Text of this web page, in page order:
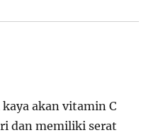
akan vitamin C
dan memiliki serat